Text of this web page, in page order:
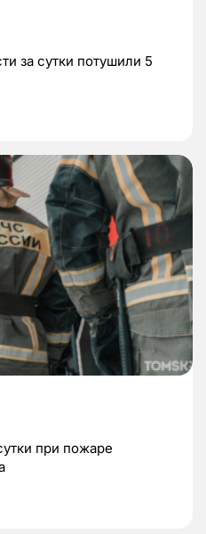
за сутки потушили 5
при пожаре